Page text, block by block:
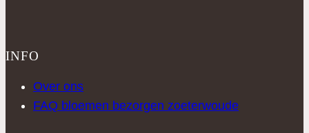
INFO
Over ons
FAQ bloemen bezorgen zoeterwoude